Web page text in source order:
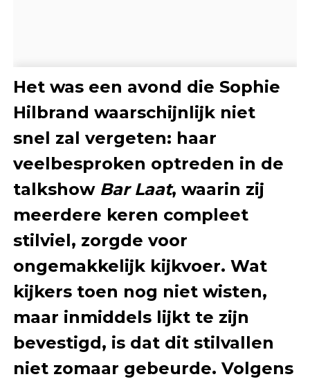
Het was een avond die Sophie
Hilbrand waarschijnlijk niet
snel zal vergeten: haar
veelbesproken optreden in de
talkshow Bar Laat, waarin zij
meerdere keren compleet
stilviel, zorgde voor
ongemakkelijk kijkvoer. Wat
kijkers toen nog niet wisten,
maar inmiddels lijkt te zijn
bevestigd, is dat dit stilvallen
niet zomaar gebeurde. Volgens